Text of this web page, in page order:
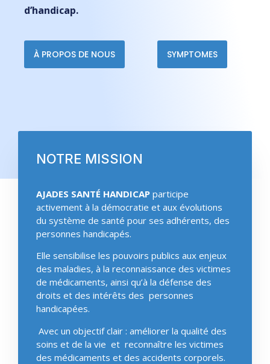
d’handicap.
À PROPOS DE NOUS SYMPTOMES
NOTRE MISSION
AJADES SANTÉ HANDICAP participe
activement à la démocratie et aux évolutions
du système de santé pour ses adhérents, des
personnes handicapés.
Elle sensibilise les pouvoirs publics aux enjeux
des maladies, à la reconnaissance des victimes
de médicaments, ainsi qu’à la défense des
droits et des intérêts des personnes
handicapées.
Avec un objectif clair : améliorer la qualité des
soins et de la vie et reconnaître les victimes
des médicaments et des accidents corporels.